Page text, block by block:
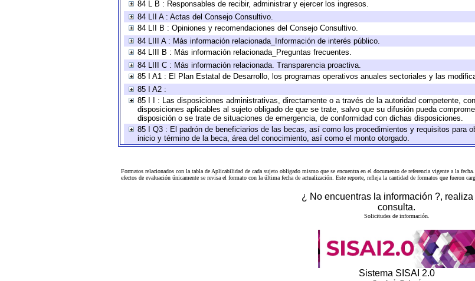
84 L B : Responsables de recibir, administrar y ejercer los ingresos.
84 LII A : Actas del Consejo Consultivo.
84 LII B : Opiniones y recomendaciones del Consejo Consultivo.
84 LIII A : Más información relacionada_Información de interés público.
84 LIII B : Más información relacionada_Preguntas frecuentes.
84 LIII C : Más información relacionada. Transparencia proactiva.
85 I A1 : El Plan Estatal de Desarrollo, los programas operativos anuales sectoriales y las
85 I A2 :
85 I I : Las disposiciones administrativas, directamente o a través de la autoridad competente,
disposiciones aplicables al sujeto obligado de que se trate, salvo que su difusión pueda
disposición o se trate de situaciones de emergencia, de conformidad con dichas disposiciones.
85 I Q3 : El padrón de beneficiarios de las becas, así como los procedimientos y requisitos para
inicio y término de la beca, área del conocimiento, así como el monto otorgado.
Formatos relacionados con la tabla de Aplicabilidad de cada sujeto obligado mismo que se encuentra en el documento de referenciavigente a la fecha.
efectos de evaluación únicamente se revisa el formato con la última fecha de actualización. Este reporte, refleja la cantidad de formatos que fueron
¿ No encuentras la información ?, realiza
consulta.
Solicitudes de información.
Sistema SISAI 2.0